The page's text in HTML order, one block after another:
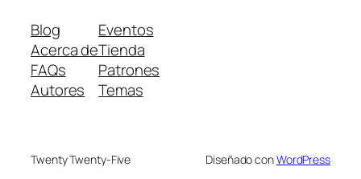
Blog
Acerca de
FAQs
Autores
Eventos
Tienda
Patrones
Temas
Twenty Twenty-Five Diseñado conWordPress